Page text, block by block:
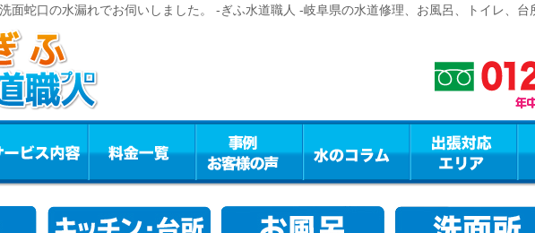
面蛇口の水漏れでお伺いしました。 -ぎふ水道職人 -岐阜県の水道修理、お風呂、トイレ、台